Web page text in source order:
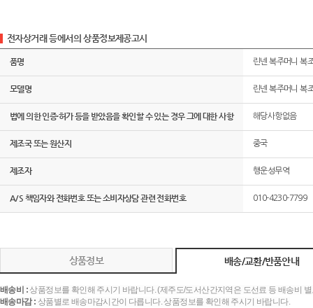
전자상거래 등에서의 상품정보제공고시
품명 린넨 복주머니 복
모델명 린넨 복주머니 복
법에 의한 인증·허가 등을 받았음을 확인할 수 있는 경우 그에 대한 사항 해당사항없음
제조국 또는 원산지 중국
제조자 행운성무역
A/S 책임자와 전화번호 또는 소비자상담 관련 전화번호 010-4230-7799
상품정보 배송/교환/반품안내
배송비 :상품정보를 확인해 주시기 바랍니다. (제주도/도서산간지역은 도선료 등 배송비
배송마감 : 상품별로 배송마감시간이 다릅니다. 상품정보를 확인해 주시기 바랍니다.